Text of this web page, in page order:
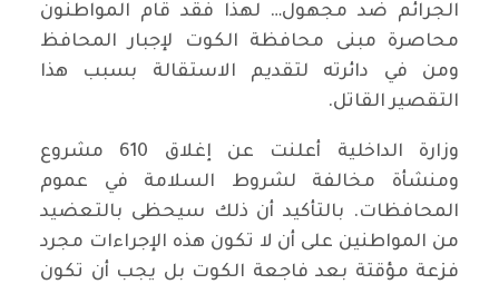
الجرائم ضد مجهول… لهذا فقد قام المواطنون
محاصرة مبنى محافظة الكوت لإجبار المحافظ
ومن في دائرته لتقديم الاستقالة بسبب هذا
التقصير القاتل.
وزارة الداخلية أعلنت عن إغلاق 610 مشروع
ومنشأة مخالفة لشروط السلامة في عموم
المحافظات. بالتأكيد أن ذلك سيحظى بالتعضيد
من المواطنين على أن لا تكون هذه الإجراءات مجرد
فزعة مؤقتة بعد فاجعة الكوت بل يجب أن تكون